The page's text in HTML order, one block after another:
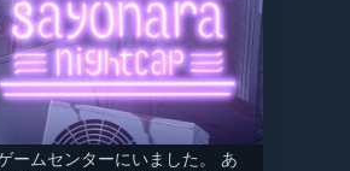
ームセンターにいました。 あ